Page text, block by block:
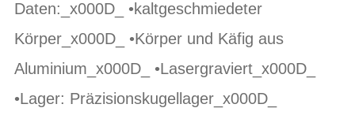
Daten:_x000D_ •kaltgeschmiedeter
Körper_x000D_ •Körper und Käfig aus
Aluminium_x000D_ •Lasergraviert_x000D_
•Lager: Präzisionskugellager_x000D_